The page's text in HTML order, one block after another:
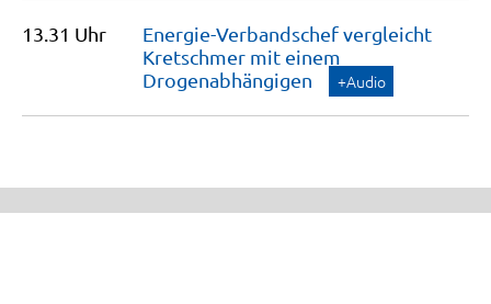
13.31 Uhr
Energie-Verbandschef vergleicht
Kretschmer mit einem
Drogenabhängigen
+Audio